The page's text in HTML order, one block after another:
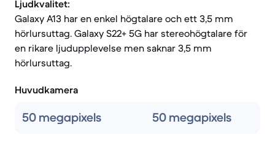
Ljudkvalitet:
Galaxy A13 har en enkel högtalare och ett 3,5 mm
hörlursuttag. Galaxy S22+ 5G har stereohögtalare för
en rikare ljudupplevelse men saknar 3,5 mm
hörlursuttag.
Huvudkamera
50 megapixels 50 megapixels